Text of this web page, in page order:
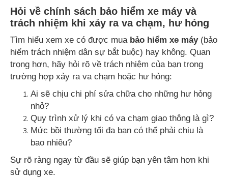
Hỏi về chính sách bảo hiểm xe máy và
trách nhiệm khi xảy ra va chạm, hư hỏng
Tìm hiểu xem xe có được mua bảo hiểm xe máy(bảo
hiểm trách nhiệm dân sự bắt buộc) hay không. Quan
trọng hơn, hãy hỏi rõ về trách nhiệm của bạn trong
trường hợp xảy ra va chạm hoặc hư hỏng:
Ai sẽ chịu chi phí sửa chữa cho những hư hỏng
nhỏ?
Quy trình xử lý khi có va chạm giao thông là gì?
Mức bồi thường tối đa bạn có thể phải chịu là
bao nhiêu?
Sự rõ ràng ngay từ đầu sẽ giúp bạn yên tâm hơn khi
sử dụng xe.